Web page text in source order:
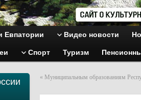
Евпатории Видео новости
Спорт Туризм
« Муниципальным образованиям